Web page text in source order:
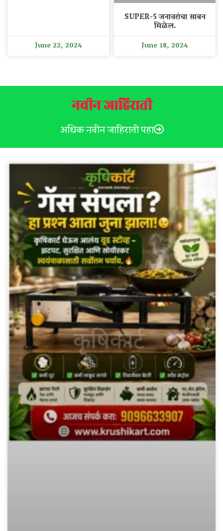
June 22, 2024
SUPER-5 जनावरांचा साबन
मिळेल.
June 18, 2024
नवीन जाहिराती
अधिक नवीन जाहिराती पहा